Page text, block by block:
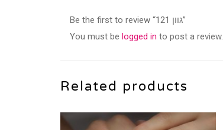
Be the first to review “גוון 121”
You must be logged in to post a review.
Related products